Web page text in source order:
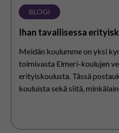
BLOGI
Ihan tavallisessa
Meidän koulumme on yksi
toimivasta Elmeri-koulujen
erityiskoulusta. Tässä
kouluista sekä siitä,